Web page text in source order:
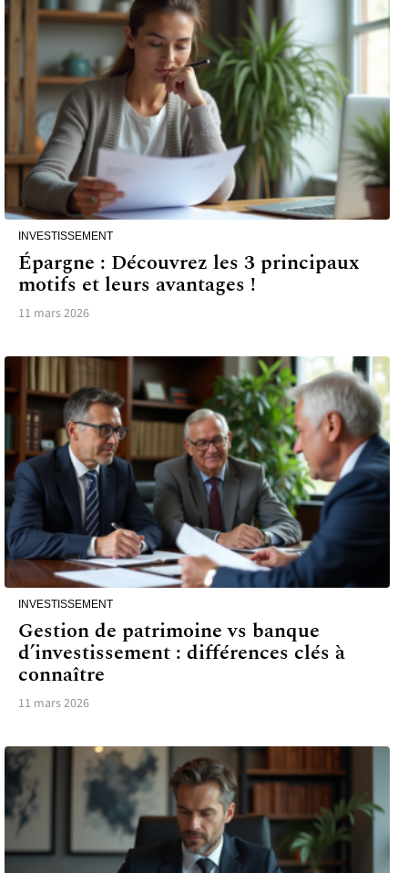
INVESTISSEMENT
Épargne : Découvrez les 3 principaux
motifs et leurs avantages !
11 mars 2026
INVESTISSEMENT
Gestion de patrimoine vs banque
d’investissement : différences clés à
connaître
11 mars 2026